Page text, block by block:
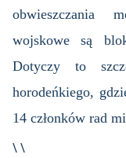
obwieszczania
wojskowe są
Dotyczy to
horodeńkiego,
14 członków rad
\ \